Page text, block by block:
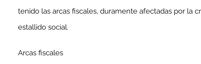
tenido las arcas fiscales, duramente afectadas por la
estallido social.
Arcas fiscales